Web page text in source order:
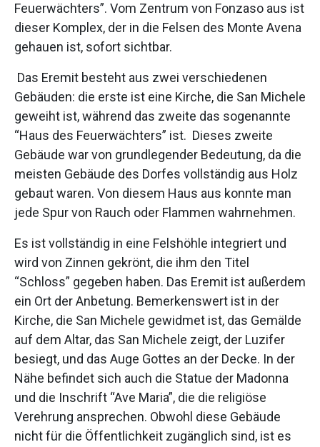
Feuerwächters”. Vom Zentrum von Fonzaso aus ist
dieser Komplex, der in die Felsen des Monte Avena
gehauen ist, sofort sichtbar.
Das Eremit besteht aus zwei verschiedenen
Gebäuden: die erste ist eine Kirche, die San Michele
geweiht ist, während das zweite das sogenannte
“Haus des Feuerwächters” ist. Dieses zweite
Gebäude war von grundlegender Bedeutung, da die
meisten Gebäude des Dorfes vollständig aus Holz
gebaut waren. Von diesem Haus aus konnte man
jede Spur von Rauch oder Flammen wahrnehmen.
Es ist vollständig in eine Felshöhle integriert und
wird von Zinnen gekrönt, die ihm den Titel
“Schloss” gegeben haben. Das Eremit ist außerdem
ein Ort der Anbetung. Bemerkenswert ist in der
Kirche, die San Michele gewidmet ist, das Gemälde
auf dem Altar, das San Michele zeigt, der Luzifer
besiegt, und das Auge Gottes an der Decke. In der
Nähe befindet sich auch die Statue der Madonna
und die Inschrift “Ave Maria”, die die religiöse
Verehrung ansprechen. Obwohl diese Gebäude
nicht für die Öffentlichkeit zugänglich sind, ist es